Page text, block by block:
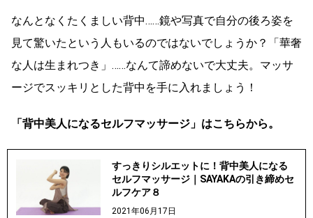
なんとなくたくましい背中……鏡や写真で自分の後ろ姿を
見て驚いたという人もいるのではないでしょうか？「華奢
な人は生まれつき」……なんて諦めないで大丈夫。マッサ
ージでスッキリとした背中を手に入れましょう！
「背中美人になるセルフマッサージ」はこちらから。
すっきりシルエットに！背中美人になる
セルフマッサージ｜SAYAKAの引き締めセ
ルフケア８
2021年06月17日